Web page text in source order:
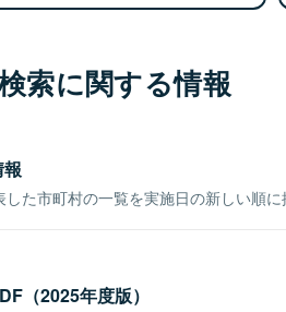
索に関する情報
た市町村の一覧を実施日の新しい順に
（2025年度版）